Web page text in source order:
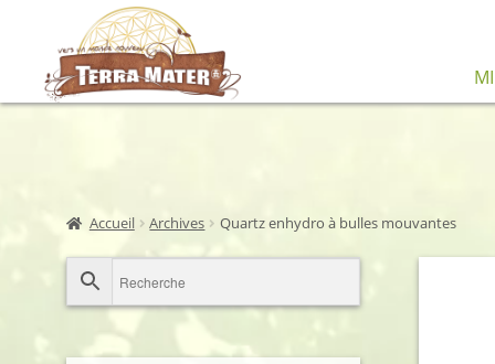
Aller
à
la
Aller
au
contenu
Accueil Archives Quartz enhydro à bulles mouvantes